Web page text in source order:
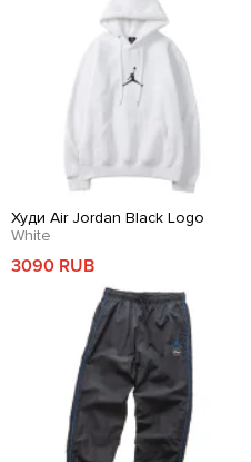
Худи Air Jordan Black Logo
White
3090 RUB